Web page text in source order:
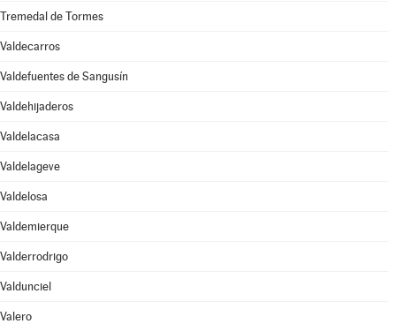
Tremedal de Tormes
Valdecarros
Valdefuentes de Sangusín
Valdehijaderos
Valdelacasa
Valdelageve
Valdelosa
Valdemierque
Valderrodrigo
Valdunciel
Valero